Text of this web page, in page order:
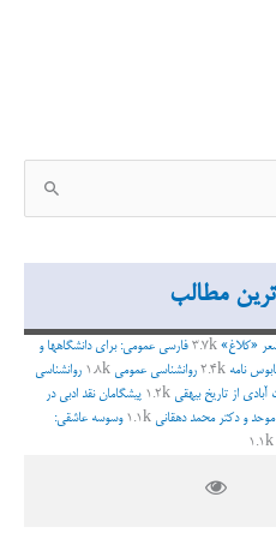
مطالب
«کلاغ»
فارسی عمومی: برای دانشگاهها و
نامه روانشناسی عمومی
روانشناسی
از تاریخ بیهقی
پیشگامان نقد ادبی در
و دکتر محمد دهقانی
وسوسه عاشقی: